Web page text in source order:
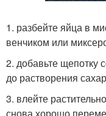
1. разбейте яйца в
венчиком или
2. добавьте щепотку
до растворения
3. влейте